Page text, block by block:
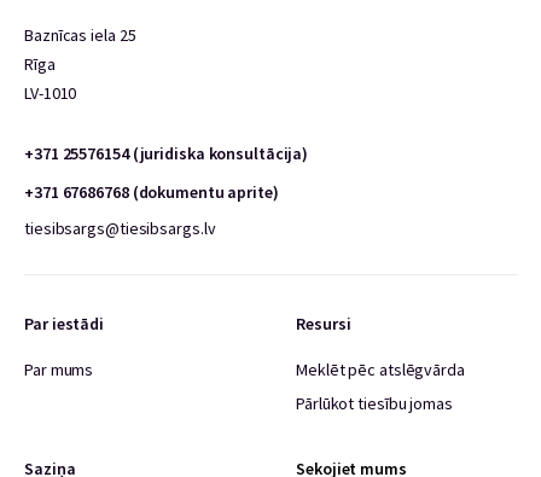
Baznīcas iela 25
Rīga
LV-1010
+371 25576154 (juridiska konsultācija)
+371 67686768 (dokumentu aprite)
tiesibsargs@tiesibsargs.lv
Par iestādi
Par mums
Resursi
Meklēt pēc atslēgvārda
Pārlūkot tiesību jomas
Saziņa Sekojiet mums